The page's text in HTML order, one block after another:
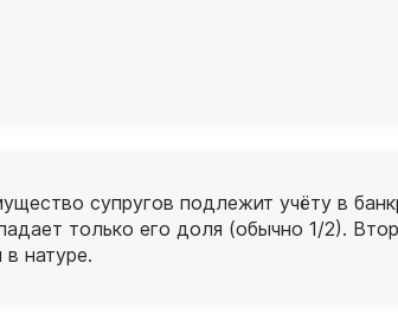
супругов подлежит учёту в
только его доля (обычно 1/2).
натуре.